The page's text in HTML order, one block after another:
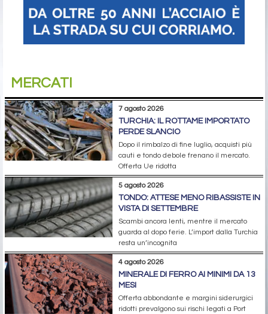
MERCATI
7 agosto 2026
TURCHIA: IL ROTTAME IMPORTATO
PERDE SLANCIO
Dopo il rimbalzo di fine luglio, acquisti più
cauti e tondo debole frenano il mercato.
Offerta Ue ridotta
5 agosto 2026
TONDO: ATTESE MENO RIBASSISTE IN
VISTA DI SETTEMBRE
Scambi ancora lenti, mentre il mercato
guarda al dopo ferie. L’import dalla Turchia
resta un’incognita
4 agosto 2026
MINERALE DI FERRO AI MINIMI DA 13
MESI
Offerta abbondante e margini siderurgici
ridotti prevalgono sui rischi legati a Port